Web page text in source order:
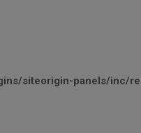
siteorigin-panels/inc/